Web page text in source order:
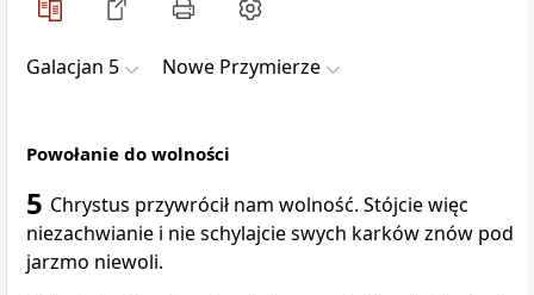
Galacjan 5 Nowe Przymierze
Powołanie do wolności
5 Chrystus przywrócił nam wolność. Stójcie więc
niezachwianie i nie schylajcie swych karków znów pod
jarzmo niewoli.